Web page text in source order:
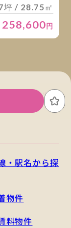
坪 / 28.75㎡
258,600円
お
関西版トップ
・駅名から探
物件
料物件